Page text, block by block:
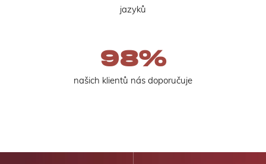
jazyků
našich klientů nás doporučuje
98%